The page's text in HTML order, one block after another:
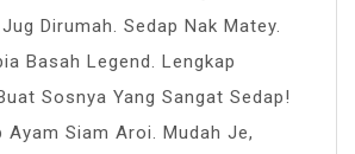
Dirumah. Sedap Nak Matey.
Basah Legend. Lengkap
Sosnya Yang Sangat Sedap!
Ayam Siam Aroi. Mudah Je,